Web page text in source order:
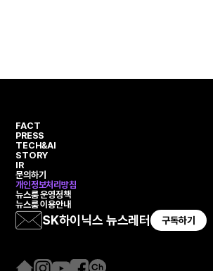
FACT
PRESS
TECH&AI
STORY
IR
문의하기
개인정보처리방침
뉴스룸 운영정책
뉴스룸 이용안내
SK하이닉스 뉴스레터 구독하기
홈 인 유 페 카